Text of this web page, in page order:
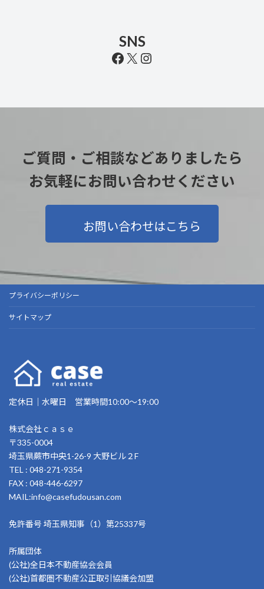
SNS
Facebook
X Instagram
ご質問・ご相談などありましたら
お気軽にお問い合わせください
お問い合わせはこちら
プライバシーポリシー
サイトマップ
定休日｜水曜日 営業時間10:00～19:00
株式会社ｃａｓｅ
〒335-0004
埼玉県蕨市中央1-26-9 大野ビル２F
TEL : 048-271-9354
FAX : 048-446-6297
MAIL:info@casefudousan.com
免許番号 埼玉県知事（1）第25337号
所属団体
(公社)全日本不動産協会会員
(公社)首都圏不動産公正取引協議会加盟